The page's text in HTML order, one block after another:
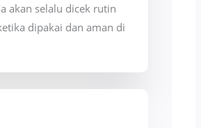
akan selalu dicek rutin
dipakai dan aman di